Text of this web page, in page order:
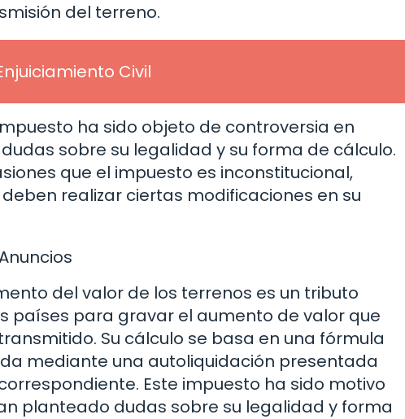
del terreno.
Civil
ha sido objeto de controversia en
sobre su legalidad y su forma de cálculo.
que el impuesto es inconstitucional,
realizar ciertas modificaciones en su
del valor de los terrenos es un tributo
países para gravar el aumento de valor que
Su cálculo se basa en una fórmula
mediante una autoliquidación presentada
Este impuesto ha sido motivo
planteado dudas sobre su legalidad y forma